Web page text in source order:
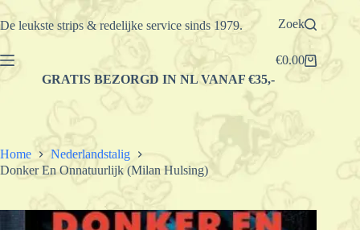
Ga
naar
De leukste strips & redelijke service sinds 1979. Zoek
Winkelwagen
€0.00
GRATIS BEZORGD IN NL VANAF €35,-
Home
Nederlandstalig
Donker En Onnatuurlijk (Milan Hulsing)